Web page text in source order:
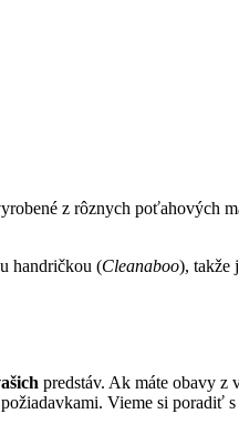
z rôznych poťahových
handričkou (Cleanaboo), takže
predstáv. Ak máte obavy z
Vieme si poradiť